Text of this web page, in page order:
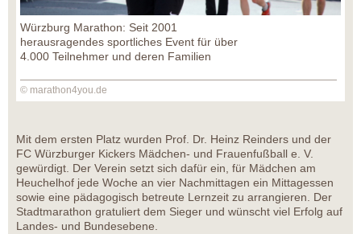
Würzburg Marathon: Seit 2001
herausragendes sportliches Event für über
4.000 Teilnehmer und deren Familien
© marathon4you.de
Mit dem ersten Platz wurden Prof. Dr. Heinz Reinders und der
FC Würzburger Kickers Mädchen- und Frauenfußball e. V.
gewürdigt. Der Verein setzt sich dafür ein, für Mädchen am
Heuchelhof jede Woche an vier Nachmittagen ein Mittagessen
sowie eine pädagogisch betreute Lernzeit zu arrangieren. Der
Stadtmarathon gratuliert dem Sieger und wünscht viel Erfolg auf
Landes- und Bundesebene.